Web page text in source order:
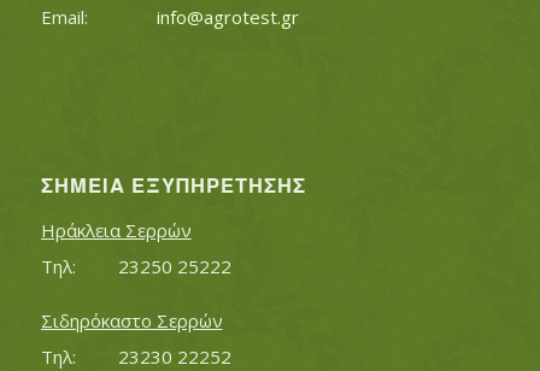
info@agrotest.gr
ΣΗΜΕΊΑ ΕΞΥΠΗΡΈΤΗΣΗΣ
Ηράκλεια Σερρών
Τηλ:		23250 25222
Σιδηρόκαστο Σερρών
Τηλ:		23230 22252